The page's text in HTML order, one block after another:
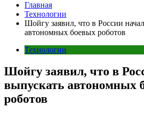
Главная
Технологии
Шойгу заявил, что в России
автономных боевых роботов
Технологии
Шойгу заявил, что в
выпускать автономных
роботов